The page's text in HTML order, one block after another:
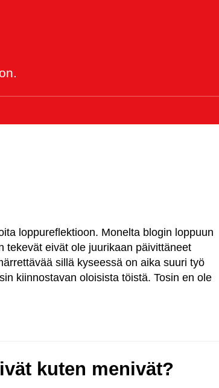
loppureflektioon. Monelta blogin loppuun
tekevät eivät ole juurikaan päivittäneet
sillä kyseessä on aika suuri työ
kiinnostavan oloisista töistä. Tosin en ole
kuten menivät?